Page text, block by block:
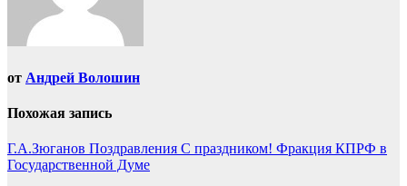
от Андрей Волошин
Похожая запись
Г.А.Зюганов Поздравления С праздником! Фракция КПРФ в
Государственной Думе